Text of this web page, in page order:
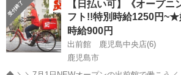
にお教えします♪ ＼＼出来立ての美味しい料理をお客様に／／ ピザや
お寿司、...
【日払い可】《オープニ
フト!!特別時給1250円
時給900円
出前館 鹿児島中央店(6)
鹿児島市